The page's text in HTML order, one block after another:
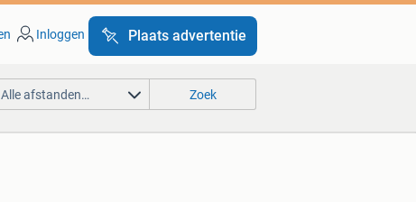
Inloggen Plaats advertentie
Alle afstanden… Zoek